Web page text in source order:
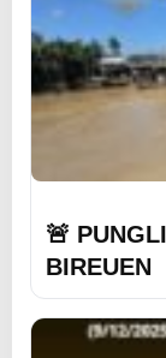
🚨
BIREUEN